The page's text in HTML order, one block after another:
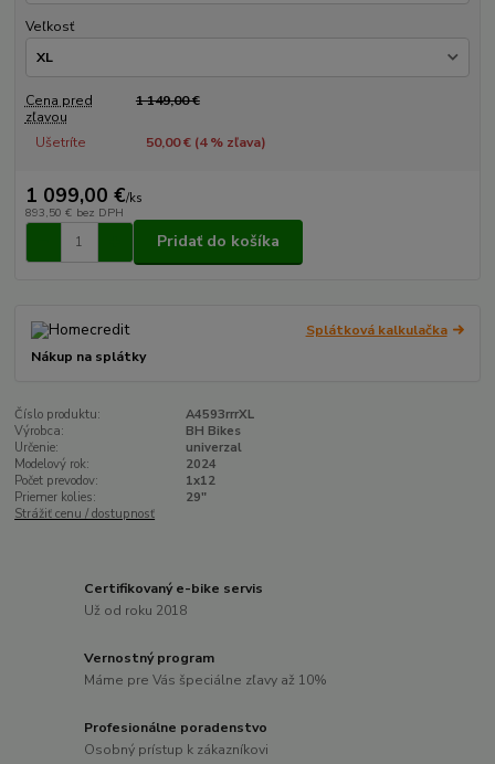
Veľkosť
Cena pred
zľavou
1 149,00 €
Ušetríte 50,00 € (4% zľava)
1 099,00 €/ks
893,50 € bez DPH
Pridať do košíka
Splátková kalkulačka
Nákup na splátky
Číslo produktu:
A4593rrrXL
Výrobca:
BH Bikes
Určenie:
univerzal
Modelový rok:
2024
Počet prevodov:
1x12
Priemer kolies:
29"
Strážiť cenu / dostupnosť
Certifikovaný e-bike servis
Už od roku 2018
Vernostný program
Máme pre Vás špeciálne zľavy až 10%
Profesionálne poradenstvo
Osobný prístup k zákazníkovi